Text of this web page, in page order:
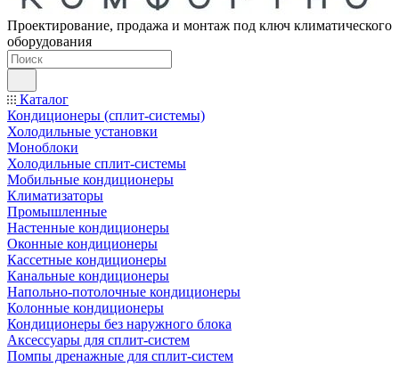
Проектирование, продажа и монтаж под ключ климатического
оборудования
Каталог
Кондиционеры (сплит-системы)
Холодильные установки
Моноблоки
Холодильные сплит-системы
Мобильные кондиционеры
Климатизаторы
Промышленные
Настенные кондиционеры
Оконные кондиционеры
Кассетные кондиционеры
Канальные кондиционеры
Напольно-потолочные кондиционеры
Колонные кондиционеры
Кондиционеры без наружного блока
Аксессуары для сплит-систем
Помпы дренажные для сплит-систем